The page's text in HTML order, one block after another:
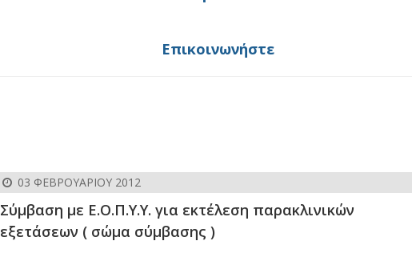
Επικοινωνήστε
03 ΦΕΒΡΟΥΑΡΊΟΥ 2012
Σύμβαση με Ε.Ο.Π.Υ.Υ. για εκτέλεση παρακλινικών
εξετάσεων ( σώμα σύμβασης )